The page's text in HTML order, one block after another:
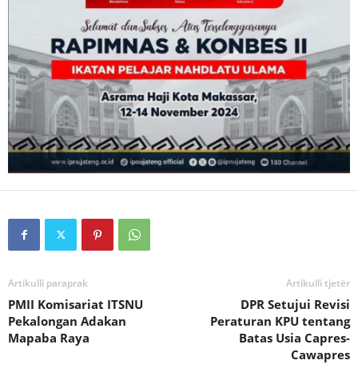
Artikulli paraprak
PMII Komisariat ITSNU
Pekalongan Adakan
Mapaba Raya
Artikulli tjetër
DPR Setujui Revisi
Peraturan KPU tentang
Batas Usia Capres-
Cawapres